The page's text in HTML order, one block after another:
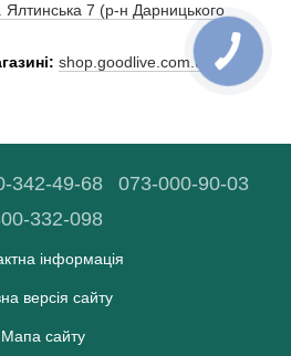
Ялтинська 7 (р-н Дарницького
shop.goodlive.com.ua .
342-49-68
073-000-90-03
332-098
інформація
версія сайту
Мапа сайту